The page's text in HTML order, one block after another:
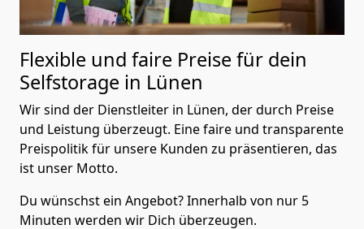
Flexible und faire Preise für dein
Selfstorage in Lünen
Wir sind der Dienstleiter in Lünen, der durch Preise
und Leistung überzeugt. Eine faire und transparente
Preispolitik für unsere Kunden zu präsentieren, das
ist unser Motto.
Du wünschst ein Angebot? Innerhalb von nur 5
Minuten werden wir Dich überzeugen.